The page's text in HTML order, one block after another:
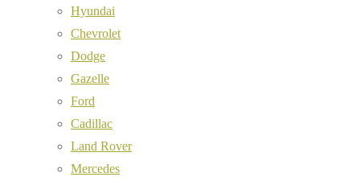
Hyundai
Chevrolet
Dodge
Gazelle
Ford
Cadillac
Land Rover
Mercedes